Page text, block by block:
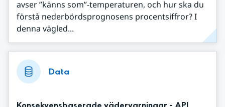
avser ”känns som”-temperaturen, och hur ska du
förstå nederbördsprognosens procentsiffror? I
denna vägled...
Data